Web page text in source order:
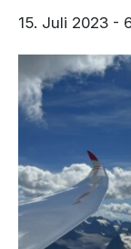
15. Juli 2023 -